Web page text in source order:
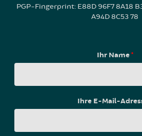
PGP-Fingerprint: E88D 96F7 8A18
A94D 8C53 78
Ihr Name*
Ihre E-Mail-